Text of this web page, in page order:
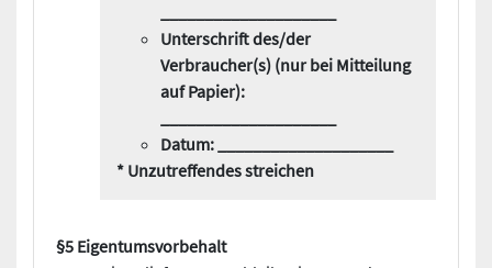
Unterschrift des/der
Verbraucher(s) (nur bei Mitteilung
auf Papier):
Datum: ____________________
* Unzutreffendes streichen
§5 Eigentumsvorbehalt